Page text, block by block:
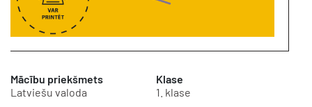
Mācību priekšmets
Latviešu valoda
Klase
1. klase